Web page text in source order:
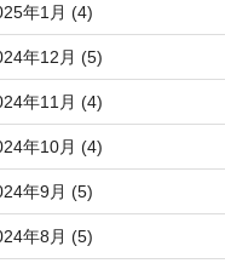
年1月 (4)
年12月 (5)
年11月 (4)
年10月 (4)
年9月 (5)
年8月 (5)